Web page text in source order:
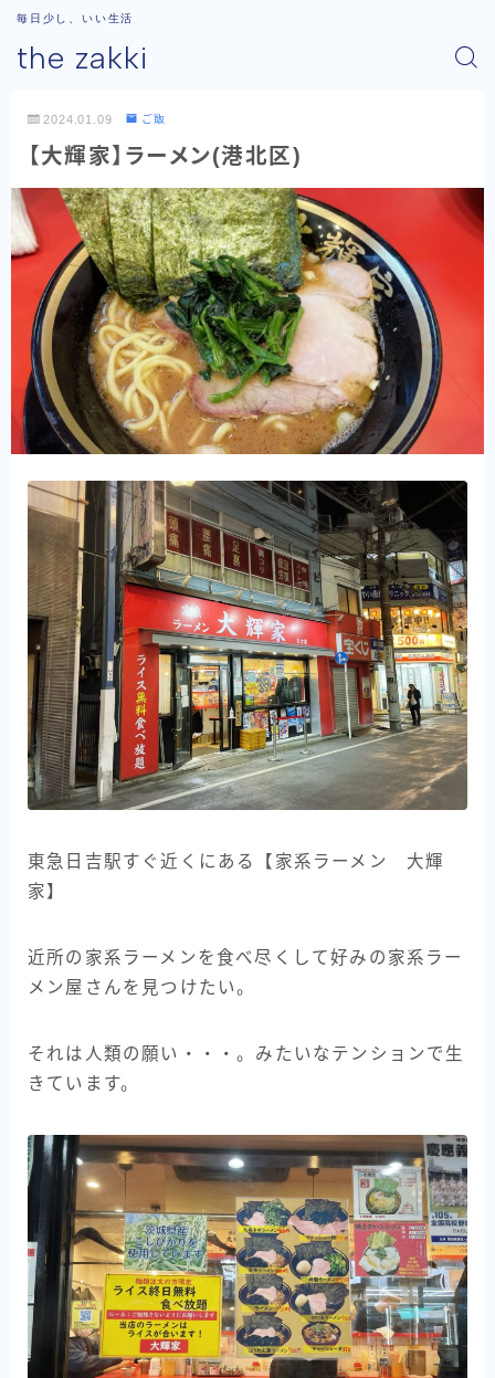
the zakki
毎日少し、いい生活
2024.01.09 ご飯
【大輝家】ラーメン(港北区)
東急日吉駅すぐ近くにある【家系ラーメン 大輝
家】
近所の家系ラーメンを食べ尽くして好みの家系ラー
メン屋さんを見つけたい。
それは人類の願い・・・。みたいなテンションで生
きています。